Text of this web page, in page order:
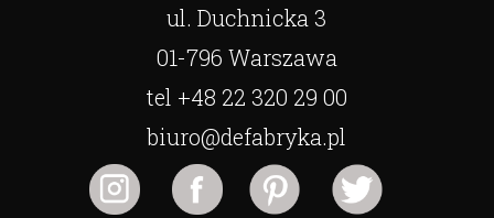
ul. Duchnicka 3
01-796 Warszawa
tel +48 22 320 29 00
biuro@defabryka.pl